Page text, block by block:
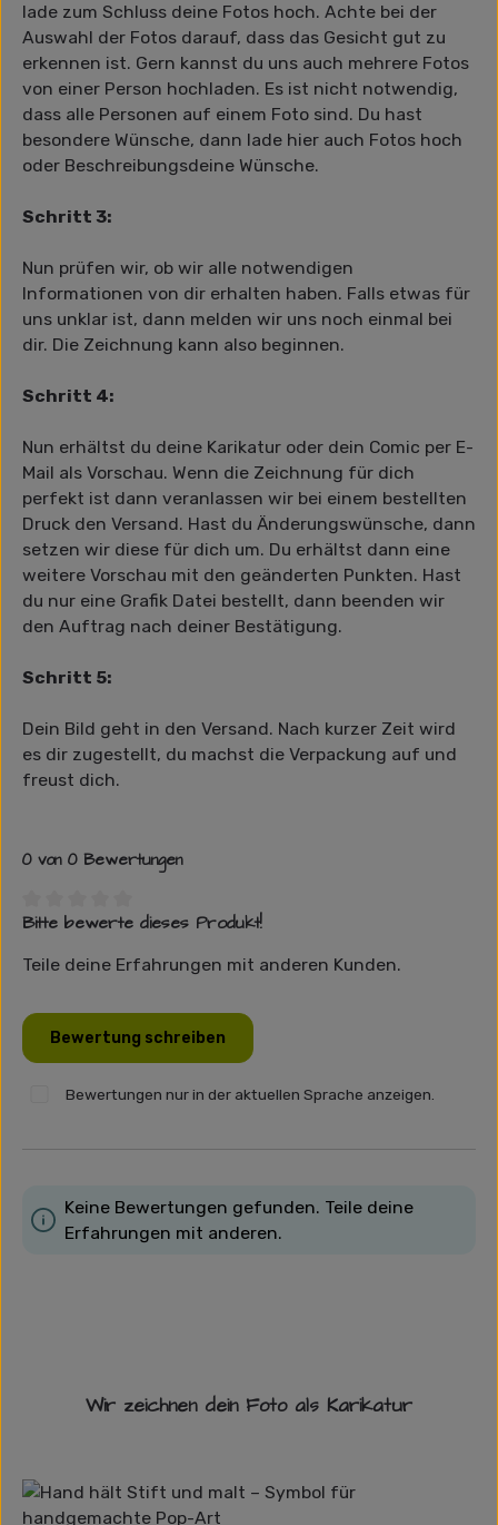
lade zum Schluss deine Fotos hoch. Achte bei der
Auswahl der Fotos darauf, dass das Gesicht gut zu
erkennen ist. Gern kannst du uns auch mehrere Fotos
von einer Person hochladen. Es ist nicht notwendig,
dass alle Personen auf einem Foto sind. Du hast
besondere Wünsche, dann lade hier auch Fotos hoch
oder Beschreibungsdeine Wünsche.
Schritt 3:
Nun prüfen wir, ob wir alle notwendigen
Informationen von dir erhalten haben. Falls etwas für
uns unklar ist, dann melden wir uns noch einmal bei
dir. Die Zeichnung kann also beginnen.
Schritt 4:
Nun erhältst du deine Karikatur oder dein Comic per E-
Mail als Vorschau. Wenn die Zeichnung für dich
perfekt ist dann veranlassen wir bei einem bestellten
Druck den Versand. Hast du Änderungswünsche, dann
setzen wir diese für dich um. Du erhältst dann eine
weitere Vorschau mit den geänderten Punkten. Hast
du nur eine Grafik Datei bestellt, dann beenden wir
den Auftrag nach deiner Bestätigung.
Schritt 5:
Dein Bild geht in den Versand. Nach kurzer Zeit wird
es dir zugestellt, du machst die Verpackung auf und
freust dich.
0 von 0 Bewertungen
Durchschnittliche Bewertung von 0 von 5 Sternen
Bitte bewerte dieses Produkt!
Teile deine Erfahrungen mit anderen Kunden.
Bewertung schreiben
Bewertungen nur in der aktuellen Sprache anzeigen.
Keine Bewertungen gefunden. Teile deine
Erfahrungen mit anderen.
Wir zeichnen dein Foto als Karikatur